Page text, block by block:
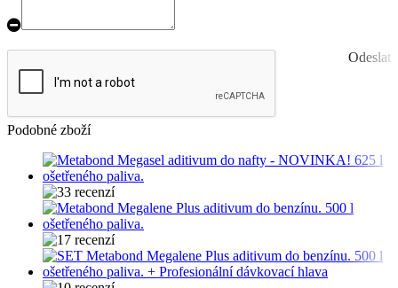
Odeslat
Podobné zboží